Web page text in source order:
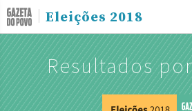
Eleições 2018
Resultados